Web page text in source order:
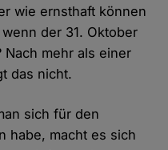
wie ernsthaft können
der 31. Oktober
Nach mehr als einer
das nicht.
sich für den
habe, macht es sich